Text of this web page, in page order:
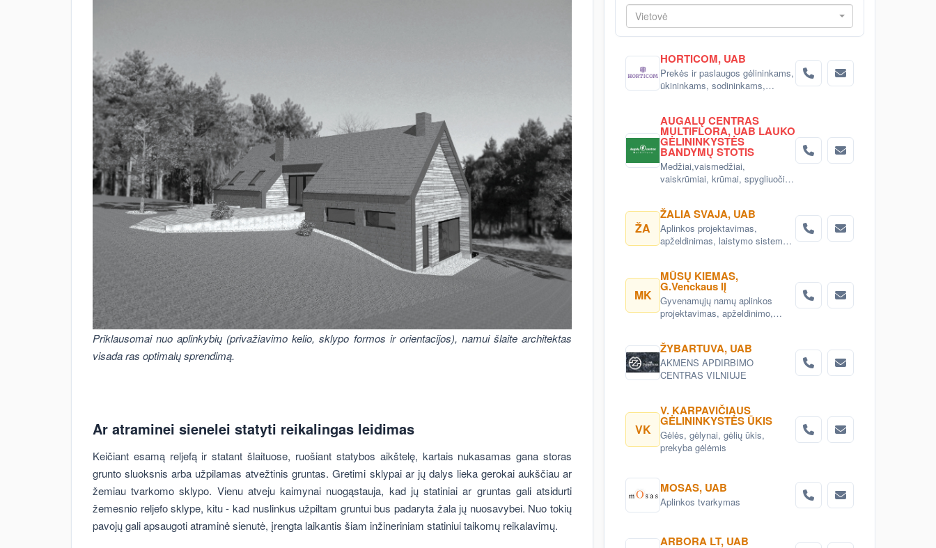
Priklausomai nuo aplinkybių (privažiavimo kelio, sklypo formos ir orientacijos), namui šlaite architektas
visada ras optimalų sprendimą.
Ar atraminei sienelei statyti reikalingas leidimas
Keičiant esamą reljefą ir statant šlaituose, ruošiant statybos aikštelę, kartais nukasamas gana storas
grunto sluoksnis arba užpilamas atvežtinis gruntas. Gretimi sklypai ar jų dalys lieka gerokai aukščiau ar
žemiau tvarkomo sklypo. Vienu atveju kaimynai nuogąstauja, kad jų statiniai ar gruntas gali atsidurti
žemesnio reljefo sklype, kitu - kad nuslinkus užpiltam gruntui bus padaryta žala jų nuosavybei. Nuo tokių
pavojų gali apsaugoti atraminė sienutė, įrengta laikantis šiam inžineriniam statiniui taikomų reikalavimų.
Vietovė
HORTICOM, UAB
Prekės ir paslaugos gėlininkams,
ūkininkams, sodininkams,
parduotuvėms.
AUGALŲ CENTRAS
MULTIFLORA, UAB LAUKO
GĖLININKYSTĖS
BANDYMŲ STOTIS
Medžiai,vaismedžiai,
vaiskrūmiai, krūmai, spygliuočiai,
ŽA
ŽALIA SVAJA, UAB
Aplinkos projektavimas,
apželdinimas, laistymo sistemos,
kambariniais augalais. Prekyba
dekoratyviniais augalais,
vienmetėmis ir daugiametėmis
gėlėmis, vandens lelijomis,
ekotvenkinių įrengimas.
MK
MŪSŲ KIEMAS,
G.Venckaus IĮ
Gyvenamųjų namų aplinkos
projektavimas, apželdinimo,
ŽYBARTUVA, UAB
AKMENS APDIRBIMO
CENTRAS VILNIUJE
VK
V. KARPAVIČIAUS
GĖLININKYSTĖS ŪKIS
Gėlės, gėlynai, gėlių ūkis,
prekyba gėlėmis
MOSAS, UAB
Aplinkos tvarkymas
ARBORA LT, UAB